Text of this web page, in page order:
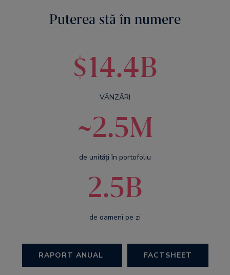
Puterea stă în numere
$14.4B
VÂNZĂRI
~2.5M
de unităţi în portofoliu
2.5B
de oameni pe zi
RAPORT ANUAL FACTSHEET